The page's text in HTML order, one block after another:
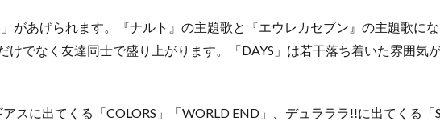
があげられます。『ナルト』の主題歌と『エウレカセブン』の主題歌にな
でなく友達同士で盛り上がります。「DAYS」は若干落ち着いた雰囲気
スに出てくる「COLORS」「WORLD END」、デュラララ!!に出てくる「